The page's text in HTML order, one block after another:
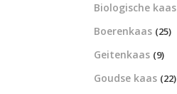
Biologische kaas
Boerenkaas (25)
Geitenkaas (9)
Goudse kaas (22)